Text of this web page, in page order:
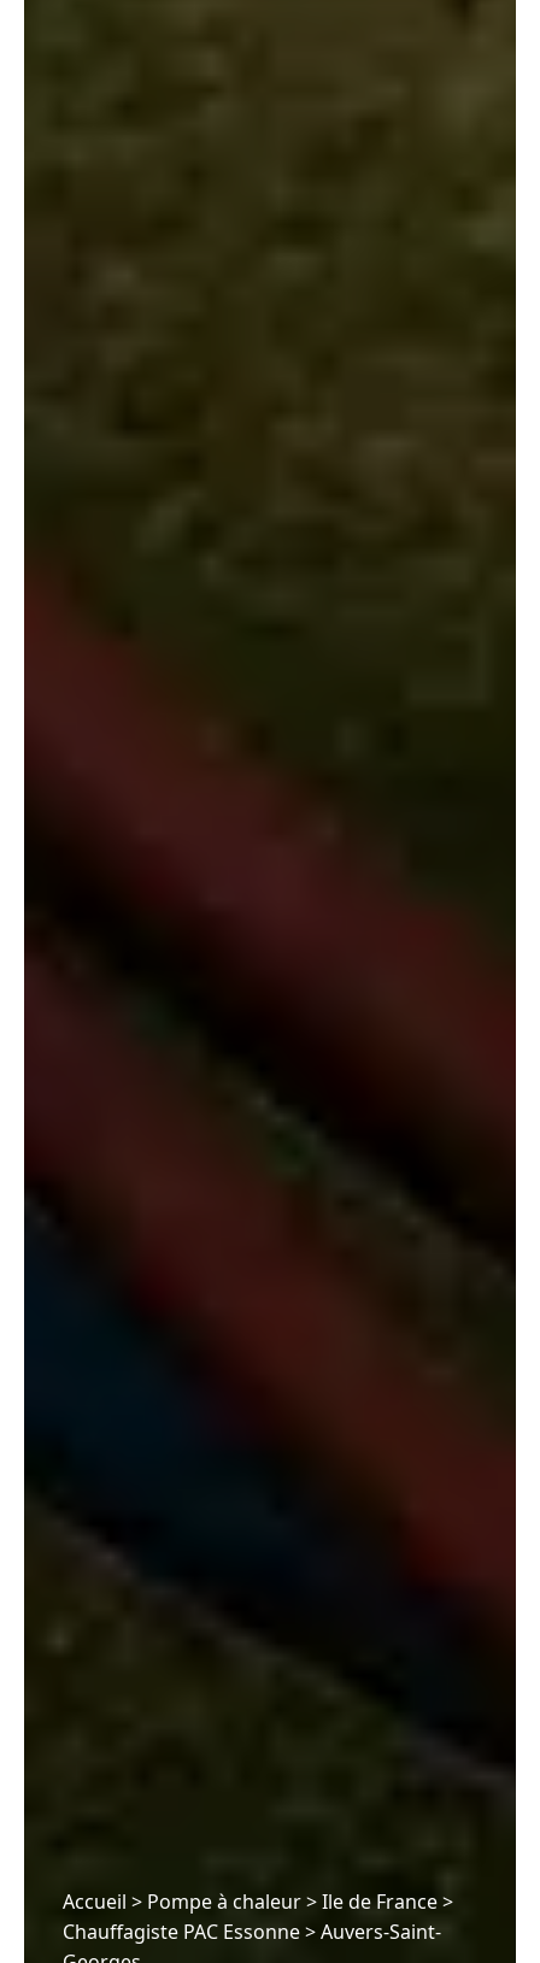
Accueil > Pompe à chaleur>Ile de France>
Chauffagiste PAC Essonne>Auvers-Saint-